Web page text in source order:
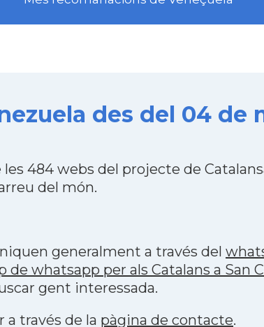
des del 04 de
les 484 webs del projecte de
del món.
generalment a través del
whatsapp per als Catalans a San
gent interessada.
a través de la pàgina de contacte.